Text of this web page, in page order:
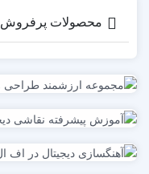
محصولات پرفروش